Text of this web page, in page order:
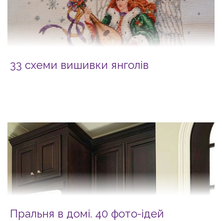
33 схеми вишивки янголів
Пральня в домі. 40 фото-ідей